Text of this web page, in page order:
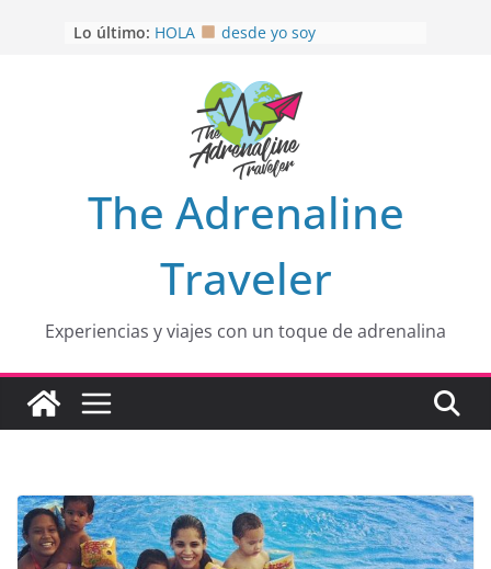
Lo último:
OTRA PERSPECTIVA de RÍO EL
MULITO!
Aprovechando que Wen tenía que
EL SENDERO DEL CACAO: Excelente
opción
HOSPEDAJE AL NATURALSHH !!
The Adrenaline
Traveler
Experiencias y viajes con un toque de adrenalina